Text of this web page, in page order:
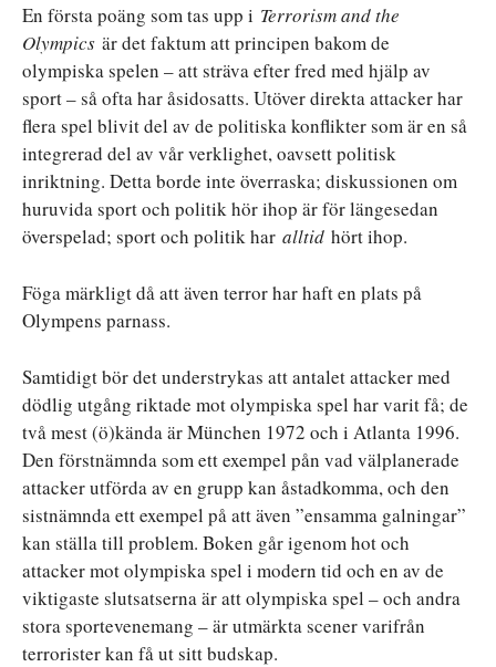
En första poäng som tas upp i Terrorism and the
Olympics är det faktum att principen bakom de
olympiska spelen – att sträva efter fred med hjälp av
sport – så ofta har åsidosatts. Utöver direkta attacker har
flera spel blivit del av de politiska konflikter som är en så
integrerad del av vår verklighet, oavsett politisk
inriktning. Detta borde inte överraska; diskussionen om
huruvida sport och politik hör ihop är för längesedan
överspelad; sport och politik har alltid hört ihop.
Föga märkligt då att även terror har haft en plats på
Olympens parnass.
Samtidigt bör det understrykas att antalet attacker med
dödlig utgång riktade mot olympiska spel har varit få; de
två mest (ö)kända är München 1972 och i Atlanta 1996.
Den förstnämnda som ett exempel pån vad välplanerade
attacker utförda av en grupp kan åstadkomma, och den
sistnämnda ett exempel på att även ”ensamma galningar”
kan ställa till problem. Boken går igenom hot och
attacker mot olympiska spel i modern tid och en av de
viktigaste slutsatserna är att olympiska spel – och andra
stora sportevenemang – är utmärkta scener varifrån
terrorister kan få ut sitt budskap.